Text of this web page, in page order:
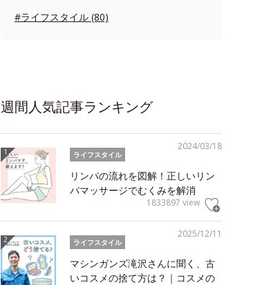
#ライフスタイル (80)
週間人気記事ランキング
2024/03/18
ライフスタイル
リンパの流れを図解！正しいリン
パマッサージでむくみを解消
1833897 view
2025/12/11
ライフスタイル
マシンガンズ滝沢さんに聞く、古
いコスメの捨て方は？｜コスメの